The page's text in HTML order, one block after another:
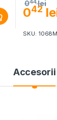
042
044 lei
SKU: 1068M
Accesorii